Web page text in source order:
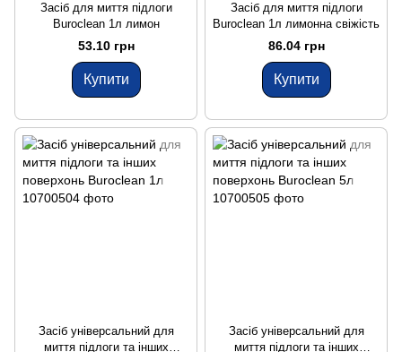
Засіб для миття підлоги
Buroclean 1л лимон
53.10 грн
Купити
Засіб для миття підлоги
Buroclean 1л лимонна свіжість
86.04 грн
Купити
Засіб універсальний для
миття підлоги та інших
Засіб універсальний для
миття підлоги та інших